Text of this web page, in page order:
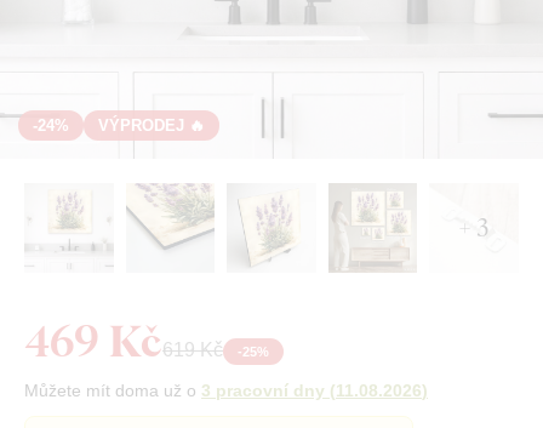
-24% VÝPRODEJ 🔥
+ 3
469 Kč619 Kč -25%
Můžete mít doma už o 3 pracovní dny (11.08.2026)